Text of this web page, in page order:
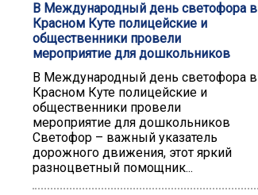
В Международный день светофора в
Красном Куте полицейские и
общественники провели
мероприятие для дошкольников
В Международный день светофора в
Красном Куте полицейские и
общественники провели
мероприятие для дошкольников
Светофор – важный указатель
дорожного движения, этот яркий
разноцветный помощник...